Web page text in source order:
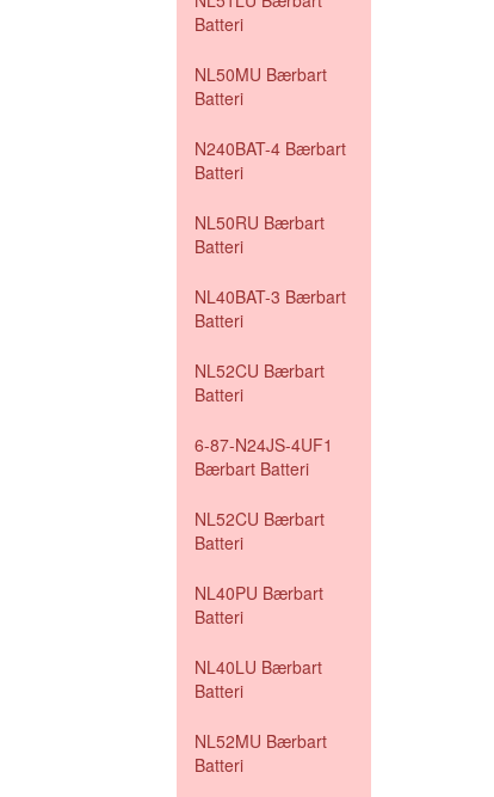
Batteri
NL50MU Bærbart
Batteri
N240BAT-4 Bærbart
Batteri
NL50RU Bærbart
Batteri
NL40BAT-3 Bærbart
Batteri
NL52CU Bærbart
Batteri
6-87-N24JS-4UF1
Bærbart Batteri
NL52CU Bærbart
Batteri
NL40PU Bærbart
Batteri
NL40LU Bærbart
Batteri
NL52MU Bærbart
Batteri